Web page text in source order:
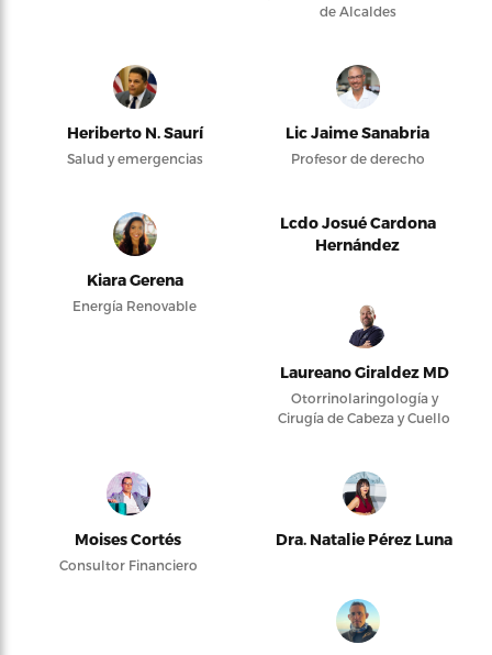
de Alcaldes
Heriberto N. Saurí
Salud y emergencias
Lic Jaime Sanabria
Profesor de derecho
Kiara Gerena
Energía Renovable
Lcdo Josué Cardona
Hernández
Laureano Giraldez MD
Otorrinolaringología y
Cirugía de Cabeza y Cuello
Moises Cortés
Consultor Financiero
Dra. Natalie Pérez Luna